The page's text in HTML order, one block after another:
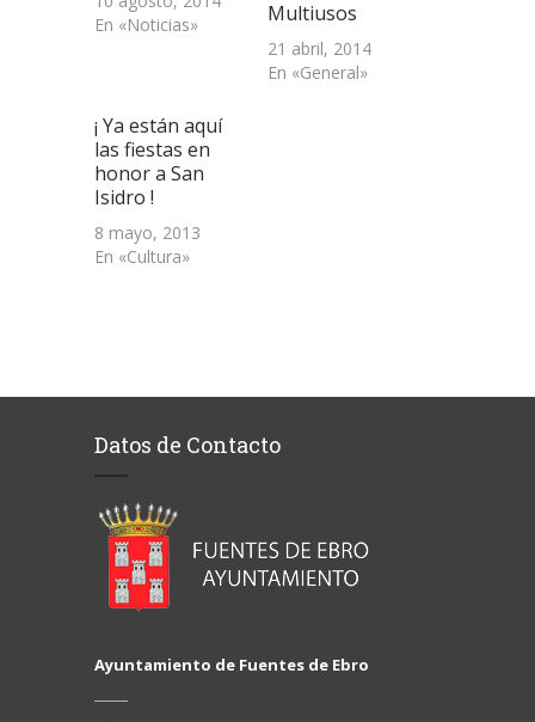
En «Noticias»
Multiusos
21 abril, 2014
En «General»
¡ Ya están aquí
las fiestas en
honor a San
Isidro !
8 mayo, 2013
En «Cultura»
Datos de Contacto
Ayuntamiento de Fuentes de Ebro